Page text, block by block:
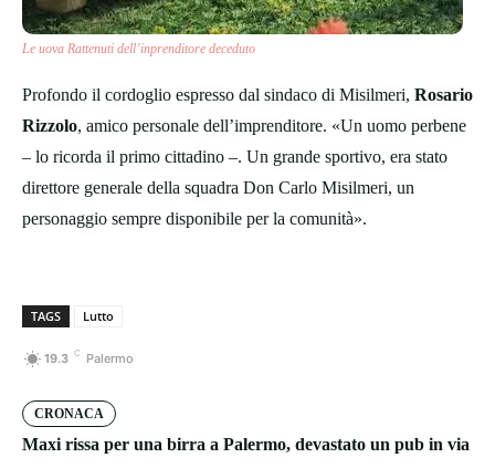
Le uova Rattenuti dell’inprenditore deceduto
Profondo il cordoglio espresso dal sindaco di Misilmeri, Rosario
Rizzolo, amico personale dell’imprenditore. «Un uomo perbene
– lo ricorda il primo cittadino –. Un grande sportivo, era stato
direttore generale della squadra Don Carlo Misilmeri, un
personaggio sempre disponibile per la comunità».
TAGS Lutto
19.3 C Palermo
CRONACA
Maxi rissa per una birra a Palermo, devastato un pub in via